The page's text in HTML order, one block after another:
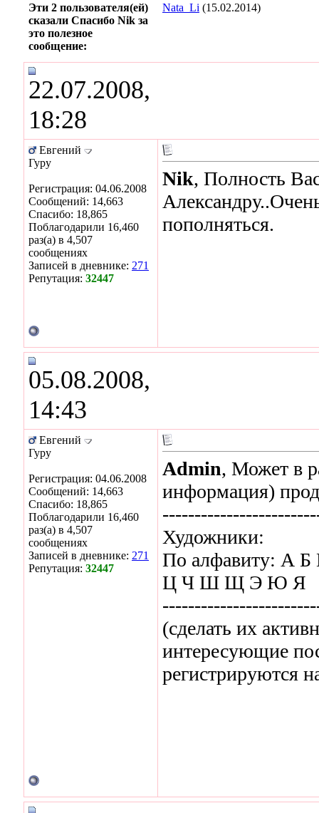
Эти 2 пользователя(ей)
сказали Спасибо Nik за
это полезное
сообщение:
Nata_Li (15.02.2014)
22.07.2008,
18:28
Евгений
Гуру
Регистрация: 04.06.2008
Сообщений: 14,663
Спасибо: 18,865
Поблагодарили 16,460
раз(а) в 4,507
сообщениях
Записей в дневнике: 271
Репутация: 32447
Nik, Полность
пополняться.
05.08.2008,
14:43
Евгений
Гуру
Регистрация: 04.06.2008
Сообщений: 14,663
Спасибо: 18,865
Поблагодарили 16,460
раз(а) в 4,507
сообщениях
Записей в дневнике: 271
Репутация: 32447
Admin, Может в
информация)
Художники:
По алфавиту: А
Ц Ч Ш Щ Э Ю Я
(сделать их
интересующие
регистрируются